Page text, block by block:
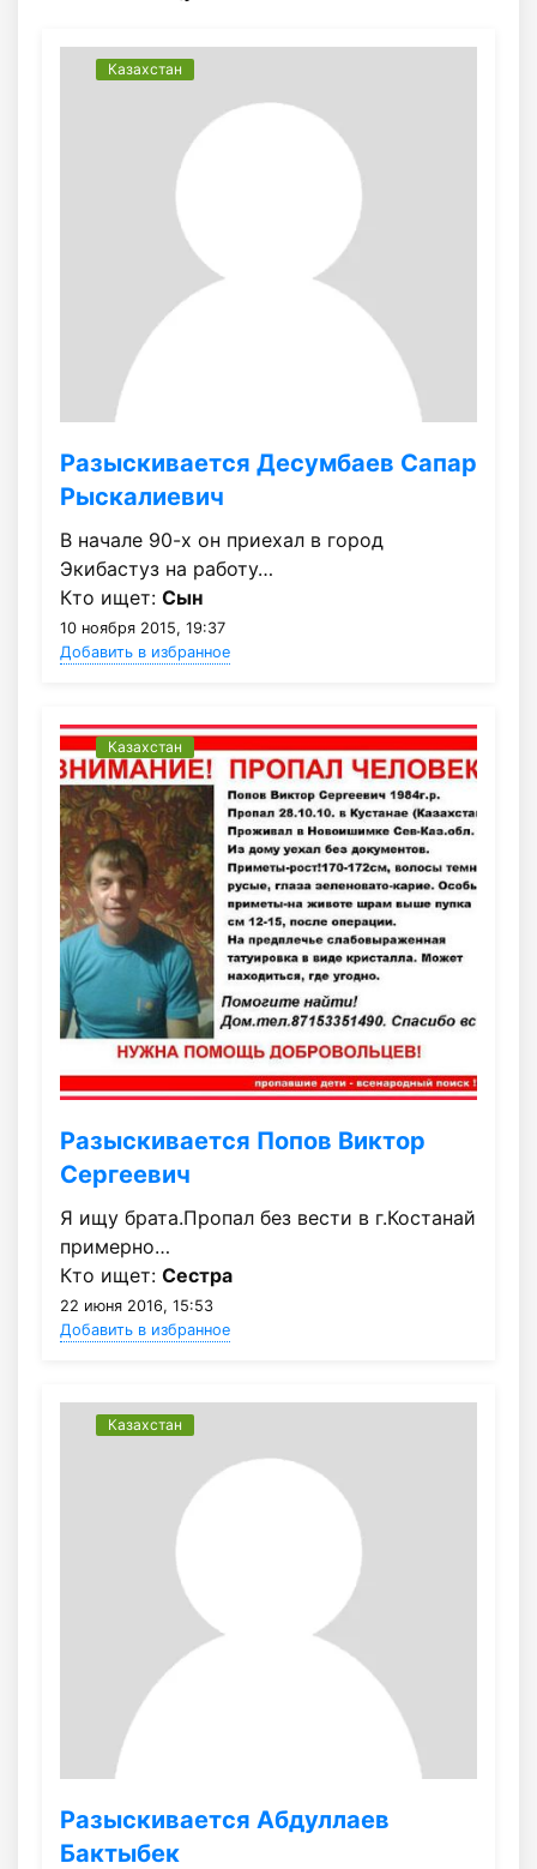
Казахстан
Разыскивается Десумбаев Сапар
Рыскалиевич
В начале 90-х он приехал в город
Экибастуз на работу…
Кто ищет: Сын
10 ноября 2015, 19:37
Добавить в избранное
Казахстан
Разыскивается Попов Виктор
Сергеевич
Я ищу брата.Пропал без вести в г.Костанай
примерно…
Кто ищет: Сестра
22 июня 2016, 15:53
Добавить в избранное
Казахстан
Разыскивается Абдуллаев
Бактыбек